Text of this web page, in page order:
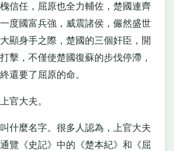
信任，屈原也全力輔佐，楚國連齊
度國富兵強，威震諸侯，儼然盛世
顯身手之際，楚國的三個奸臣，開
擊，不僅使楚國復蘇的步伐停滯，
還要了屈原的命。
大夫。
麼名字。很多人認為，上官大夫
覽《史記》中的《楚本紀》和《屈